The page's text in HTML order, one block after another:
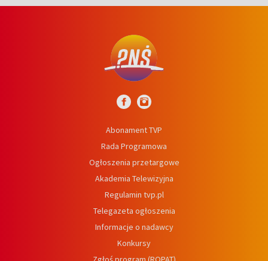
Abonament TVP
Rada Programowa
Ogłoszenia przetargowe
Akademia Telewizyjna
Regulamin tvp.pl
Telegazeta ogłoszenia
Informacje o nadawcy
Konkursy